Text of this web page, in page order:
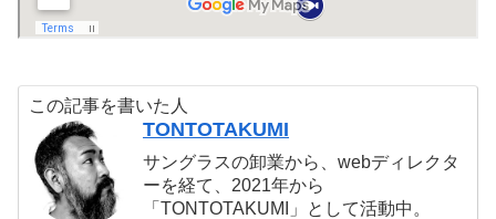
この記事を書いた人
TONTOTAKUMI
サングラスの卸業から、webディレクタ
ーを経て、2021年から
「TONTOTAKUMI」として活動中。